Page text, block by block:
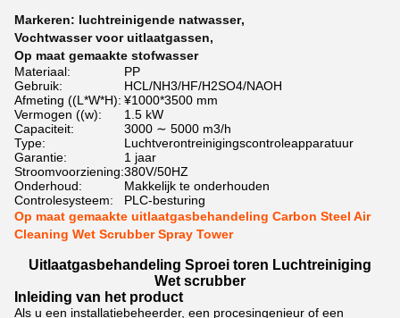
Markeren: luchtreinigende natwasser,
Vochtwasser voor uitlaatgassen,
Op maat gemaakte stofwasser
Materiaal:
PP
Gebruik:
HCL/NH3/HF/H2SO4/NAOH
Afmeting ((L*W*H): ¥1000*3500 mm
Vermogen ((w):
1.5 kW
Capaciteit:
3000 ∼ 5000 m3/h
Type:
Luchtverontreinigingscontroleapparatuur
Garantie:
1 jaar
Stroomvoorziening:380V/50HZ
Onderhoud:
Makkelijk te onderhouden
Controlesysteem:
PLC-besturing
Op maat gemaakte uitlaatgasbehandeling Carbon Steel Air
Cleaning Wet Scrubber Spray Tower
Uitlaatgasbehandeling Sproei toren Luchtreiniging
Wet scrubber
Inleiding van het product
Als u een installatiebeheerder, een procesingenieur of een